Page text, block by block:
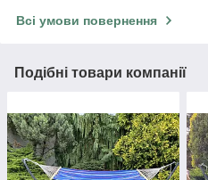
Всі умови повернення
Подібні товари компанії